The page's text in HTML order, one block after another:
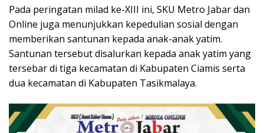
Pada peringatan milad ke-XIII ini, SKU Metro Jabar dan
Online juga menunjukkan kepedulian sosial dengan
memberikan santunan kepada anak-anak yatim.
Santunan tersebut disalurkan kepada anak yatim yang
tersebar di tiga kecamatan di Kabupaten Ciamis serta
dua kecamatan di Kabupaten Tasikmalaya.